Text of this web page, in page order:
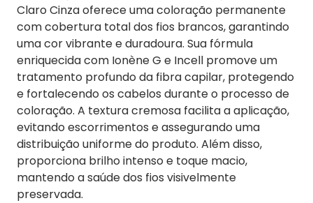
Claro Cinza oferece uma coloração permanente
com cobertura total dos fios brancos, garantindo
uma cor vibrante e duradoura. Sua fórmula
enriquecida com Ionène G e Incell promove um
tratamento profundo da fibra capilar, protegendo
e fortalecendo os cabelos durante o processo de
coloração. A textura cremosa facilita a aplicação,
evitando escorrimentos e assegurando uma
distribuição uniforme do produto. Além disso,
proporciona brilho intenso e toque macio,
mantendo a saúde dos fios visivelmente
preservada.